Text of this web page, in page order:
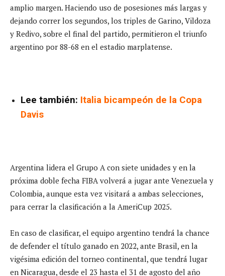
amplio margen. Haciendo uso de posesiones más largas y
dejando correr los segundos, los triples de Garino, Vildoza
y Redivo, sobre el final del partido, permitieron el triunfo
argentino por 88-68 en el estadio marplatense.
Lee también: Italia bicampeón de la Copa
Davis
Argentina lidera el Grupo A con siete unidades y en la
próxima doble fecha FIBA volverá a jugar ante Venezuela y
Colombia, aunque esta vez visitará a ambas selecciones,
para cerrar la clasificación a la AmeriCup 2025.
En caso de clasificar, el equipo argentino tendrá la chance
de defender el título ganado en 2022, ante Brasil, en la
vigésima edición del torneo continental, que tendrá lugar
en Nicaragua, desde el 23 hasta el 31 de agosto del año